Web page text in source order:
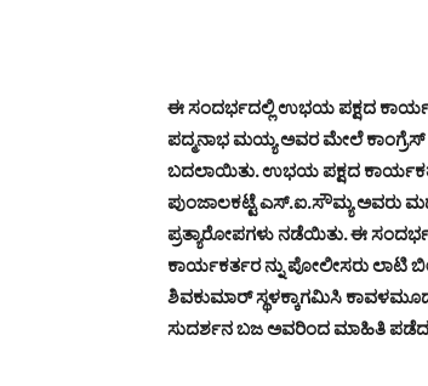
ಈ ಸಂದರ್ಭದಲ್ಲಿ ಉಭಯ ಪಕ್ಷದ
ಪದ್ಮನಾಭ ಮಯ್ಯ ಅವರ ಮೇಲೆ
ಬದಲಾಯಿತು. ಉಭಯ ಪಕ್ಷದ
ಪುಂಜಾಲಕಟ್ಟೆ ಎಸ್.ಐ.ಸೌಮ್ಯ ಅವರು
ಪ್ರತ್ಯಾರೋಪಗಳು ನಡೆಯಿತು. ಈ
ಕಾರ್ಯಕರ್ತರ ನ್ನು ಪೋಲೀಸರು ಲಾಟಿ
ಶಿವಕುಮಾರ್ ಸ್ಥಳಕ್ಕಾಗಮಿಸಿ
ಸುದರ್ಶನ ಬಜ ಅವರಿಂದ ಮಾಹಿತಿ